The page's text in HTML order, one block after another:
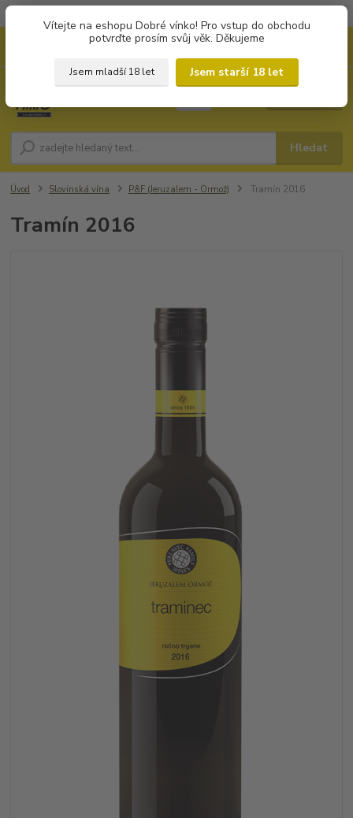
Vítejte na eshopu Dobré vínko! Pro vstup do obchodu
potvrďte prosím svůj věk. Děkujeme
Jsem mladší 18 let
Jsem starší 18 let
Hledat
Úvod Slovinská vína P&F (Jeruzalem - Ormož) Tramín 2016
Tramín 2016